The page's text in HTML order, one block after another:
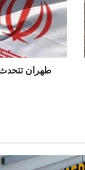
ن
ح
د
ق
ج
د
طهران